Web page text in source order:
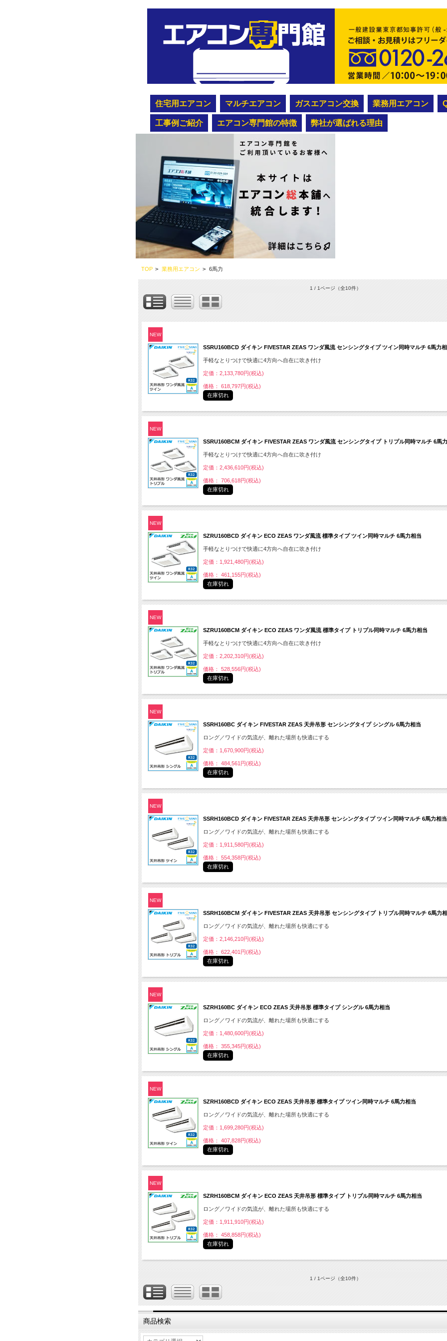
住宅用エアコン マルチエアコン ガスエアコン交換 業務用エアコン
工事例ご紹介 エアコン専門館の特徴 弊社が選ばれる理由
TOP > 業務用エアコン > 6馬力
1 / 1ページ（全10件）
NEW
SSRU160BCD ダイキン FIVESTAR ZEAS ワンダ風流 センシングタイプ ツイン同時マルチ 6馬力
手軽なとりつけで快適に4方向へ自在に吹き付け
定価：2,133,780円(税込)
価格： 618,797円(税込)
在庫切れ
NEW
SSRU160BCM ダイキン FIVESTAR ZEAS ワンダ風流 センシングタイプ トリプル同時マルチ 6馬
手軽なとりつけで快適に4方向へ自在に吹き付け
定価：2,436,610円(税込)
価格： 706,618円(税込)
在庫切れ
NEW
SZRU160BCD ダイキン ECO ZEAS ワンダ風流 標準タイプ ツイン同時マルチ 6馬力相当
手軽なとりつけで快適に4方向へ自在に吹き付け
定価：1,921,480円(税込)
価格： 461,155円(税込)
在庫切れ
NEW
SZRU160BCM ダイキン ECO ZEAS ワンダ風流 標準タイプ トリプル同時マルチ 6馬力相当
手軽なとりつけで快適に4方向へ自在に吹き付け
定価：2,202,310円(税込)
価格： 528,556円(税込)
在庫切れ
NEW
SSRH160BC ダイキン FIVESTAR ZEAS 天井吊形 センシングタイプ シングル 6馬力相当
ロング／ワイドの気流が、離れた場所も快適にする
定価：1,670,900円(税込)
価格： 484,561円(税込)
在庫切れ
NEW
SSRH160BCD ダイキン FIVESTAR ZEAS 天井吊形 センシングタイプ ツイン同時マルチ 6馬力相当
ロング／ワイドの気流が、離れた場所も快適にする
定価：1,911,580円(税込)
価格： 554,358円(税込)
在庫切れ
NEW
SSRH160BCM ダイキン FIVESTAR ZEAS 天井吊形 センシングタイプ トリプル同時マルチ 6馬力
ロング／ワイドの気流が、離れた場所も快適にする
定価：2,146,210円(税込)
価格： 622,401円(税込)
在庫切れ
NEW
SZRH160BC ダイキン ECO ZEAS 天井吊形 標準タイプ シングル 6馬力相当
ロング／ワイドの気流が、離れた場所も快適にする
定価：1,480,600円(税込)
価格： 355,345円(税込)
在庫切れ
NEW
SZRH160BCD ダイキン ECO ZEAS 天井吊形 標準タイプ ツイン同時マルチ 6馬力相当
ロング／ワイドの気流が、離れた場所も快適にする
定価：1,699,280円(税込)
価格： 407,828円(税込)
在庫切れ
NEW
SZRH160BCM ダイキン ECO ZEAS 天井吊形 標準タイプ トリプル同時マルチ 6馬力相当
ロング／ワイドの気流が、離れた場所も快適にする
定価：1,911,910円(税込)
価格： 458,858円(税込)
在庫切れ
1 / 1ページ（全10件）
商品検索